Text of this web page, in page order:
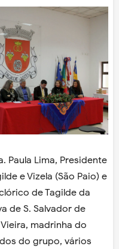
Paula Lima, Presidente
e Vizela (São Paio) e
de Tagilde da
de S. Salvador de
madrinha do
do grupo, vários